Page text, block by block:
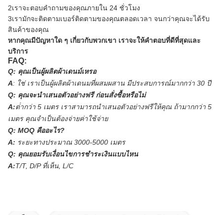
2เราจะตอบคําถามของคุณภายใน 24 ชั่วโมง
3เรามักจะติดตามเบอร์ติดตามของคุณตลอดเวลา จนกว่าคุณจะได้รับ
สินค้าของคุณ
หากคุณมีปัญหาใด ๆ เกี่ยวกับพวกเขา เราจะให้คําตอบที่ดีที่สุดและ
บริการ
FAQ:
Q: คุณเป็นผู้ผลิตผ้าเดนม์เหรอ
A: ใช่ เราเป็นผู้ผลิตผ้าเดนมที่ผสมผสาน มีประสบการณ์มากกว่า 30 ปี
Q: คุณจะนําเสนอตัวอย่างฟรี ก่อนสั่งซื้อหรือไม่
A:ต่ํากว่า 5 เมตร เราสามารถนําเสนอตัวอย่างฟรีให้คุณ ถ้ามากกว่า 5
เมตร คุณจําเป็นต้องจ่ายค่าใช้จ่าย
Q: MOQ คืออะไร?
A: ระยะทางประมาณ 3000-5000 เมตร
Q: คุณยอมรับเงื่อนไขการชําระเงินแบบไหน
A:T/T, D/P ที่เห็น, L/C